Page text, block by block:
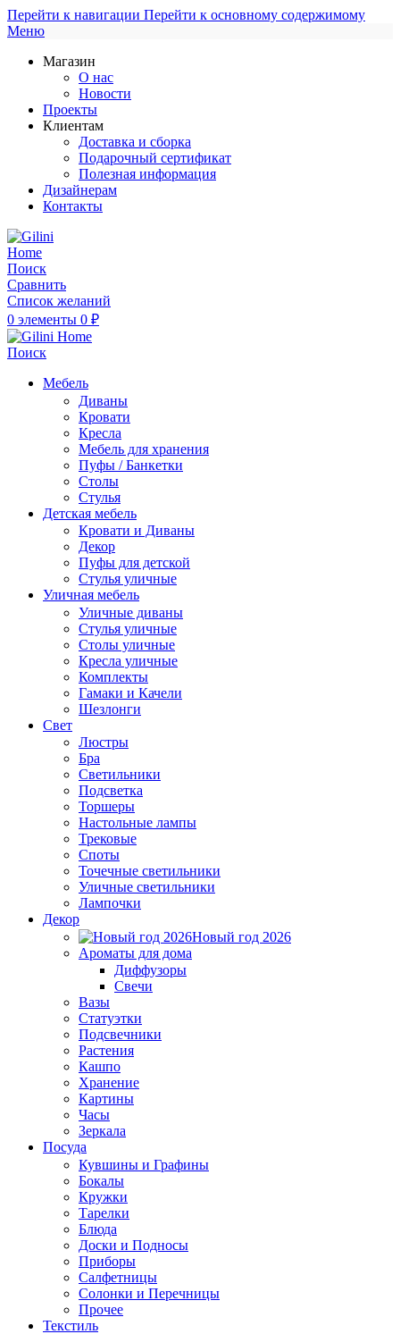
Перейти к навигации Перейти к основному содержимому
Меню
Магазин
О нас
Новости
Проекты
Клиентам
Доставка и сборка
Подарочный сертификат
Полезная информация
Дизайнерам
Контакты
Поиск
Сравнить
Список желаний
0 элементы 0 ₽
Поиск
Мебель
Диваны
Кровати
Кресла
Мебель для хранения
Пуфы / Банкетки
Столы
Стулья
Детская мебель
Кровати и Диваны
Декор
Пуфы для детской
Стулья уличные
Уличная мебель
Уличные диваны
Стулья уличные
Столы уличные
Кресла уличные
Комплекты
Гамаки и Качели
Шезлонги
Свет
Люстры
Бра
Светильники
Подсветка
Торшеры
Настольные лампы
Трековые
Споты
Точечные светильники
Уличные светильники
Лампочки
Декор
Новый год 2026
Ароматы для дома
Диффузоры
Свечи
Вазы
Статуэтки
Подсвечники
Растения
Кашпо
Хранение
Картины
Часы
Зеркала
Посуда
Кувшины и Графины
Бокалы
Кружки
Тарелки
Блюда
Доски и Подносы
Приборы
Салфетницы
Солонки и Перечницы
Прочее
Текстиль